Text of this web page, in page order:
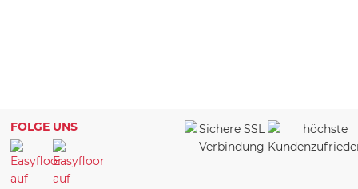
FOLGE UNS